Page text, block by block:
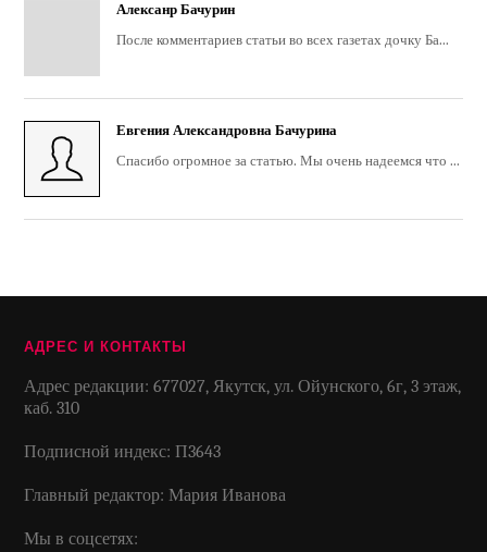
Алексанр Бачурин
После комментариев статьи во всех газетах дочку Ба...
Евгения Александровна Бачурина
Спасибо огромное за статью. Мы очень надеемся что ...
АДРЕС И КОНТАКТЫ
Адрес редакции: 677027, Якутск, ул. Ойунского, 6г, 3 этаж,
каб. 310
Подписной индекс: П3643
Главный редактор: Мария Иванова
Мы в соцсетях: